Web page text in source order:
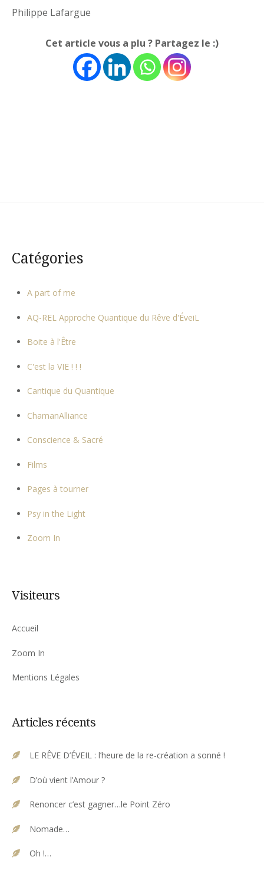
Philippe Lafargue
Cet article vous a plu ? Partagez le :)
Catégories
A part of me
AQ-REL Approche Quantique du Rêve d'ÉveiL
Boite à l'Être
C'est la VIE ! ! !
Cantique du Quantique
ChamanAlliance
Conscience & Sacré
Films
Pages à tourner
Psy in the Light
Zoom In
Visiteurs
Accueil
Zoom In
Mentions Légales
Articles récents
LE RÊVE D’ÉVEIL : l’heure de la re-création a sonné !
D’où vient l’Amour ?
Renoncer c’est gagner…le Point Zéro
Nomade…
Oh !…